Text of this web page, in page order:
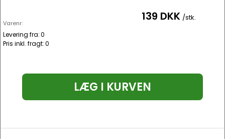
Varenr:
Levering fra:0
Pris inkl. fragt:0
139 DKK /stk.
LÆG I KURVEN